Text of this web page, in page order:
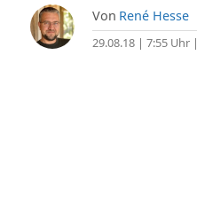
Von René Hesse
29.08.18 | 7:55 Uhr|